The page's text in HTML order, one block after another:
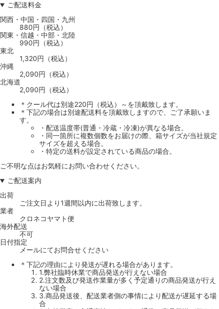
ご配送料金
関西・中国・四国・九州
880円（税込）
関東・信越・中部・北陸
990円（税込）
東北
1,320円（税込）
沖縄
2,090円（税込）
北海道
2,090円（税込）
＊クール代は別途220円（税込）～を頂戴致します。
＊下記の場合は別途配送料を頂戴致しますので、ご了承願いま
す。
・配送温度帯(普通・冷蔵・冷凍)が異なる場合。
・同一箇所に複数個数をお届けの際、箱サイズが当社規定
サイズを超える場合。
・特定の送料が設定されている商品の場合。
ご不明な点はお気軽にお問い合わせください。
ご配送案内
出荷
ご注文日より1週間以内に出荷致します。
業者
クロネコヤマト便
海外配送
不可
日付指定
メールにてお問合せください
＊下記の理由により発送が遅れる場合があります。
1.弊社臨時休業で商品発送が行えない場合
2.注文数及び発送作業量が多く予定通りの商品発送が行え
ない場合
3.商品発送後、配送業者側の事情により配送が遅延する場
合